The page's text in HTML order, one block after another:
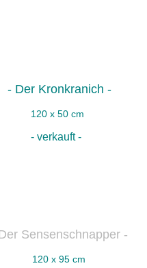
- Der Kronkranich -
120 x 50 cm
- verkauft -
Sensenschnapper -
120 x 95 cm